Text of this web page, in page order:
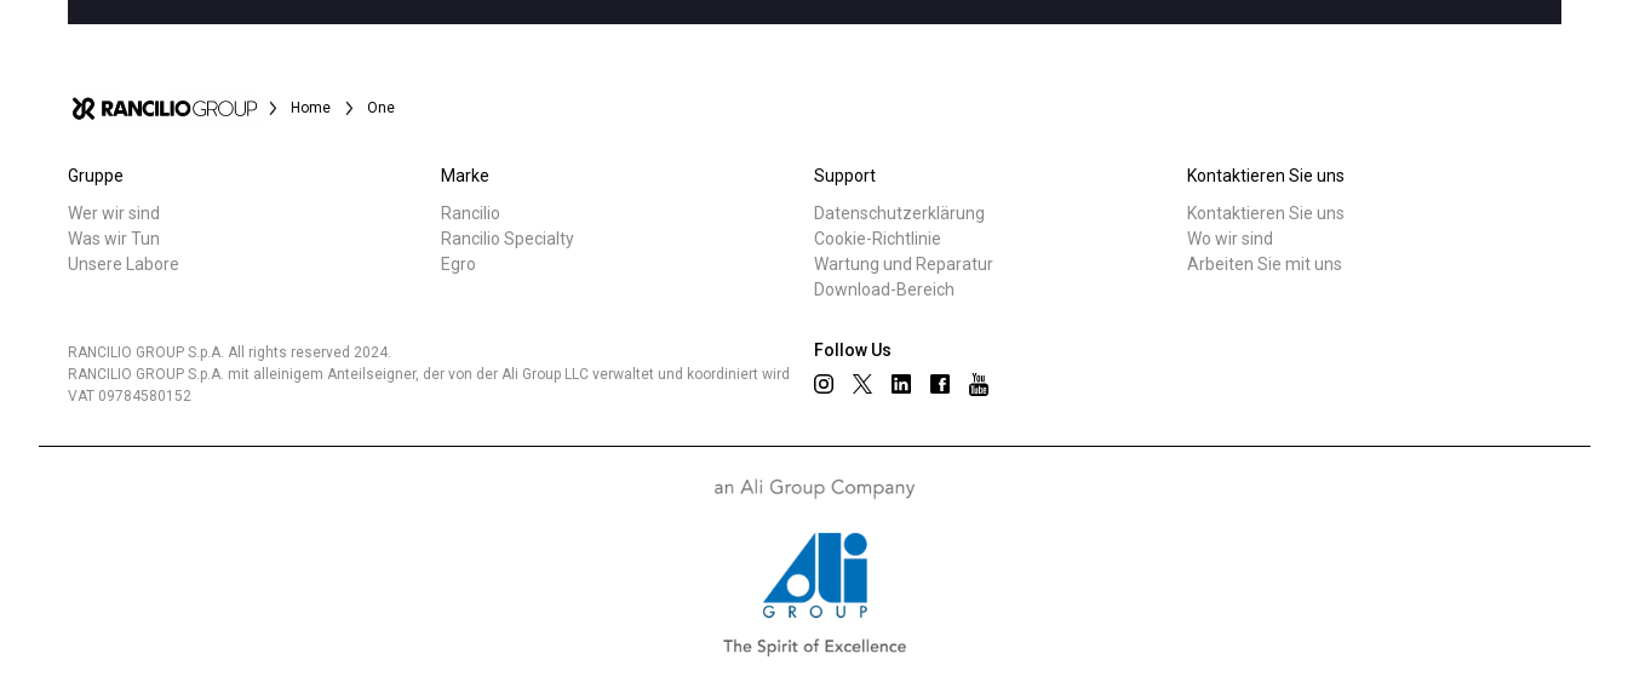
Home One
Gruppe
Wer wir sind
Was wir Tun
Unsere Labore
Marke
Rancilio
Rancilio Specialty
Egro
Support
Datenschutzerklärung
Cookie-Richtlinie
Wartung und Reparatur
Download-Bereich
Kontaktieren Sie uns
Kontaktieren Sie uns
Wo wir sind
Arbeiten Sie mit uns
Follow Us
RANCILIO GROUP S.p.A. All rights reserved 2024.
RANCILIO GROUP S.p.A. mit alleinigem Anteilseigner, der von der Ali Group LLC verwaltet und koordiniert wird
VAT 09784580152